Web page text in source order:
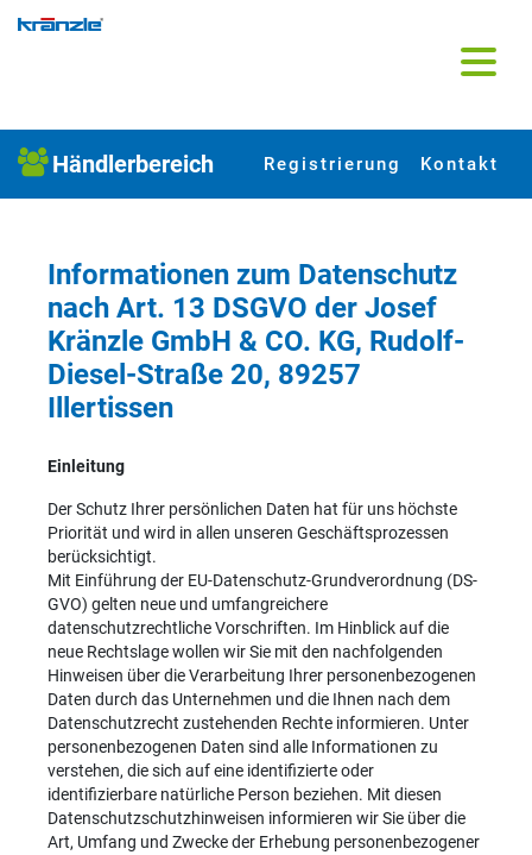
Händlerbereich Registrierung Kontakt
Informationen zum Datenschutz
nach Art. 13 DSGVO der Josef
Kränzle GmbH & CO. KG, Rudolf-
Diesel-Straße 20, 89257
Illertissen
Einleitung
Der Schutz Ihrer persönlichen Daten hat für uns höchste
Priorität und wird in allen unseren Geschäftsprozessen
berücksichtigt.
Mit Einführung der EU-Datenschutz-Grundverordnung (DS-
GVO) gelten neue und umfangreichere
datenschutzrechtliche Vorschriften. Im Hinblick auf die
neue Rechtslage wollen wir Sie mit den nachfolgenden
Hinweisen über die Verarbeitung Ihrer personenbezogenen
Daten durch das Unternehmen und die Ihnen nach dem
Datenschutzrecht zustehenden Rechte informieren. Unter
personenbezogenen Daten sind alle Informationen zu
verstehen, die sich auf eine identifizierte oder
identifizierbare natürliche Person beziehen. Mit diesen
Datenschutzschutzhinweisen informieren wir Sie über die
Art, Umfang und Zwecke der Erhebung personenbezogener